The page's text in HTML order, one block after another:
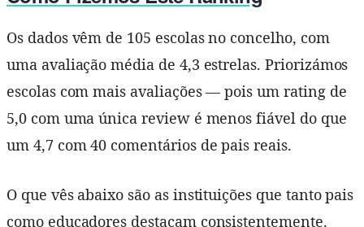
Os dados vêm de 105 escolas no concelho, com
uma avaliação média de 4,3 estrelas. Priorizámos
escolas com mais avaliações — pois um rating de
5,0 com uma única review é menos fiável do que
um 4,7 com 40 comentários de pais reais.
O que vês abaixo são as instituições que tanto pais
como educadores destacam consistentemente.